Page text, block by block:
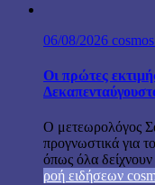
06/08/2026 cosmos
Οι πρώτες
Ο μετεωρολόγος
προγνωστικά για
όπως όλα
ροή ειδήσεων